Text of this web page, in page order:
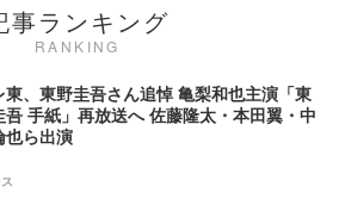
事ランキング
RANKING
東、東野圭吾さん追悼 亀梨和也主演「東
吾 手紙」再放送へ 佐藤隆太・本田翼・中
也ら出演